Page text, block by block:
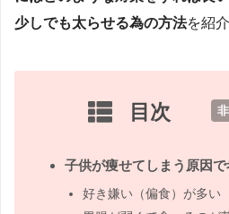
少しでも太らせる為の方法を紹
目次 [
子供が痩せてしまう原因
好き嫌い（偏食）が多い